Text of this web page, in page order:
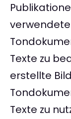
Texte zu
erstellte
Texte zu